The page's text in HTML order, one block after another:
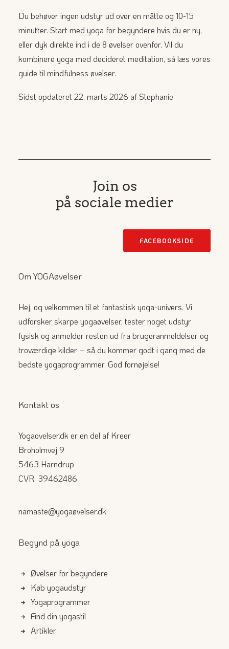
Du behøver ingen udstyr ud over en måtte og 10-15
minutter. Start med yoga for begyndere hvis du er ny,
eller dyk direkte ind i de 8 øvelser ovenfor. Vil du
kombinere yoga med decideret meditation, så læs vores
guide til mindfulness øvelser.
Sidst opdateret 22. marts 2026 afStephanie
Join os
på sociale medier
FACEBOOKSIDE
Om YOGAøvelser
Hej, og velkommen til et fantastisk yoga-univers. Vi
udforsker skarpe yogaøvelser, tester noget udstyr
fysisk og anmelder resten ud fra brugeranmeldelser og
troværdige kilder – så du kommer godt i gang med de
bedste yogaprogrammer. God fornøjelse!
Kontakt os
Yogaovelser.dk er en del af Kreer
Broholmvej 9
5463 Harndrup
CVR: 39462486
namaste@yogaøvelser.dk
Begynd på yoga
Øvelser for begyndere
Køb yogaudstyr
Yogaprogrammer
Find din yogastil
Artikler